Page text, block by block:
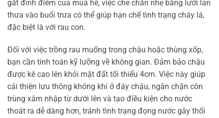
gắt đỉnh điểm của mùa hè, việc che chắn nhẹ bằng lưới lan
thưa vào buổi trưa có thể giúp hạn chế tình trạng cháy lá,
đặc biệt là với rau con.
Đối với việc trồng rau muống trong chậu hoặc thùng xốp,
bạn cần tính toán kỹ lưỡng về không gian. Đảm bảo chậu
được kê cao lên khỏi mặt đất tối thiểu 4cm. Việc này giúp
cải thiện lưu thông không khí ở đáy chậu, ngăn chặn côn
trùng xâm nhập từ dưới lên và tạo điều kiện cho nước
thoát ra dễ dàng hơn, tránh tình trạng đọng nước gây thối